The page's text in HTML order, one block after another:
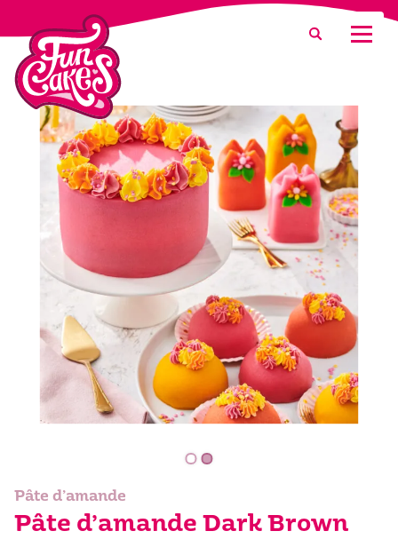
Que recherchez-vous ?
Recherche
Pâte d’amande
Pâte d’amande Dark Brown